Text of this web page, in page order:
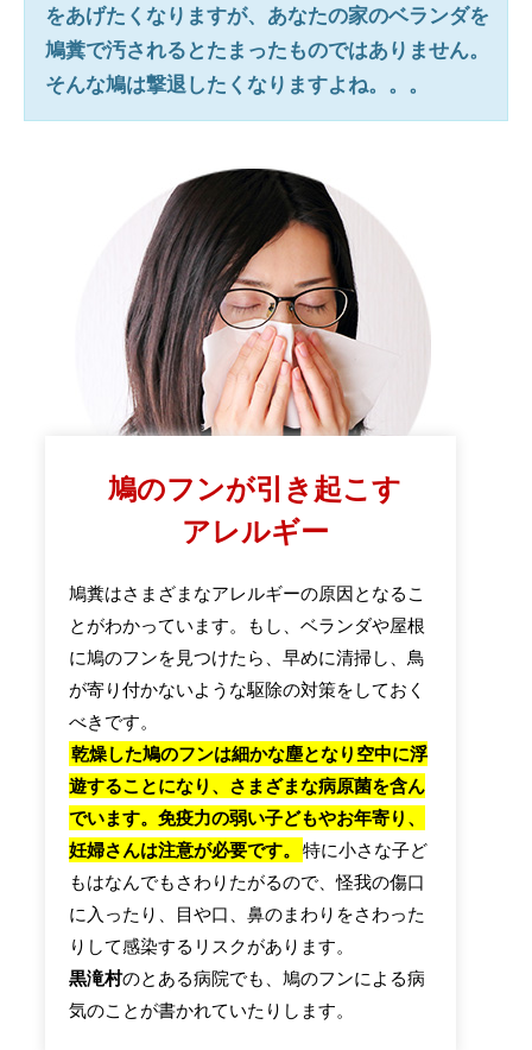
をあげたくなりますが、あなたの家のベランダを
鳩糞で汚されるとたまったものではありません。
そんな鳩は撃退したくなりますよね。。。
鳩のフンが引き起こす
アレルギー
鳩糞はさまざまなアレルギーの原因となるこ
とがわかっています。もし、ベランダや屋根
に鳩のフンを見つけたら、早めに清掃し、鳥
が寄り付かないような駆除の対策をしておく
べきです。
乾燥した鳩のフンは細かな塵となり空中に浮
遊することになり、さまざまな病原菌を含ん
でいます。免疫力の弱い子どもやお年寄り、
妊婦さんは注意が必要です。
特に小さな子ど
もはなんでもさわりたがるので、怪我の傷口
に入ったり、目や口、鼻のまわりをさわった
りして感染するリスクがあります。
黒滝村のとある病院でも、鳩のフンによる病
気のことが書かれていたりします。